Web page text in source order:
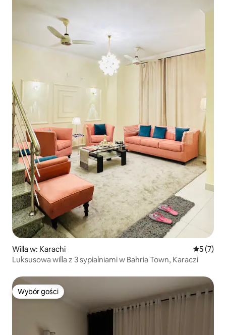
Willa w: Karachi Średnia
5 (7)
Luksusowa willa z 3 sypialniami w Bahria Town, Karaczi
Wybór gości
Wybór gości